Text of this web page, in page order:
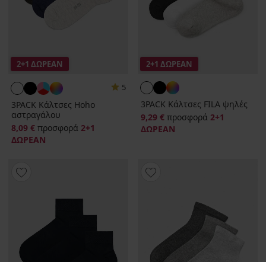
2+1 ΔΩΡΕΑΝ
5
3PACK Κάλτσες Hoho
αστραγάλου
8,09 € προσφορά 2+1
ΔΩΡΕΑΝ
2+1 ΔΩΡΕΑΝ
3PACK Κάλτσες FILA ψηλές
9,29 € προσφορά 2+1
ΔΩΡΕΑΝ